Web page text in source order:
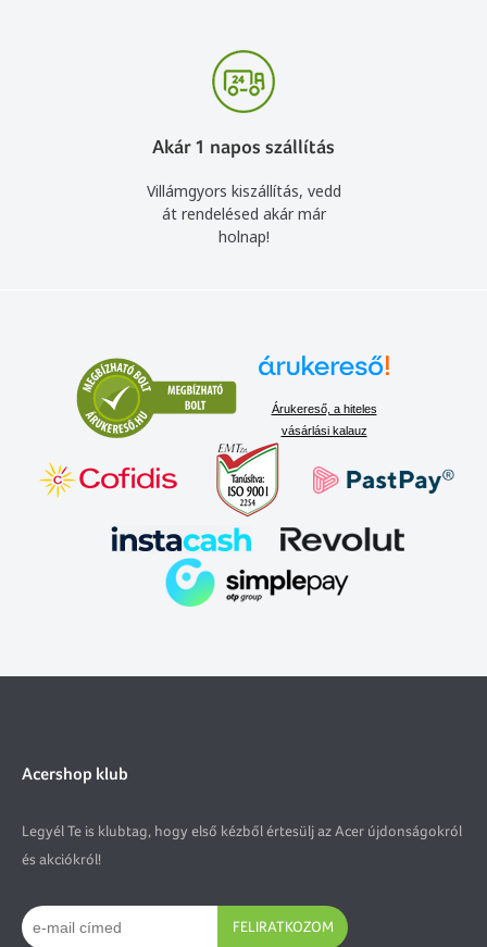
Akár 1 napos szállítás
Villámgyors kiszállítás, vedd
át rendelésed akár már
holnap!
Árukereső, a hiteles
vásárlási kalauz
Acershop klub
Legyél Te is klubtag, hogy első kézből értesülj az Acer újdonságokról
és akciókról!
FELIRATKOZOM